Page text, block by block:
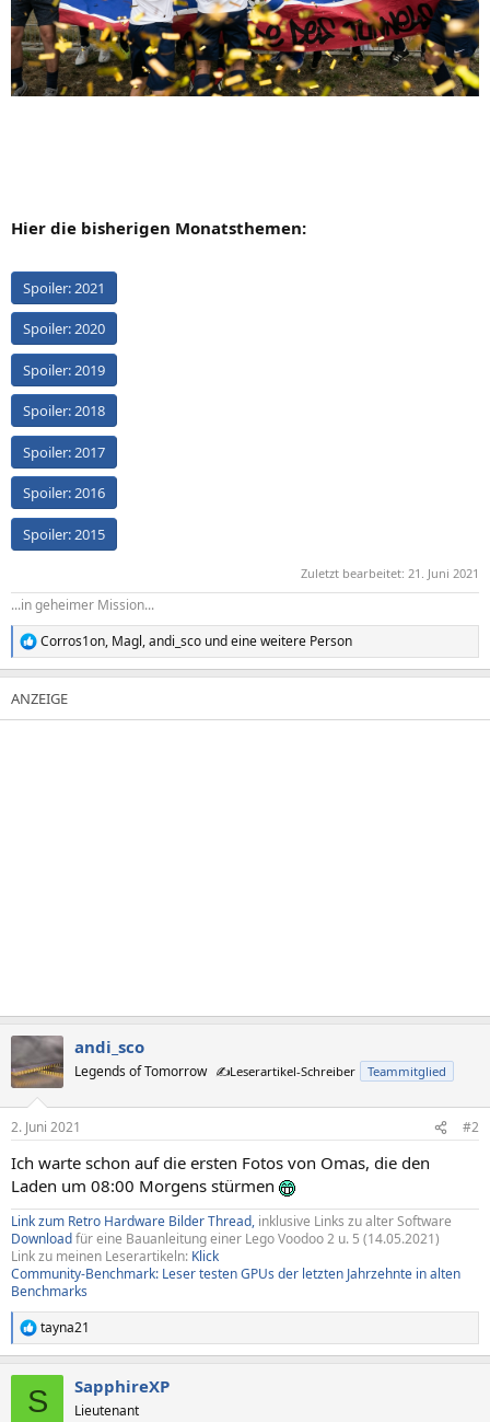
Hier die bisherigen Monatsthemen:
Spoiler:2021
Spoiler:2020
Spoiler:2019
Spoiler:2018
Spoiler:2017
Spoiler:2016
Spoiler:2015
Zuletzt bearbeitet: 21. Juni 2021
...in geheimer Mission...
R
e
a
k
t
Corros1on, Magl,andi_sco und eine weitere Person
andi_sco
Legends of Tomorrow ✍️Leserartikel-Schreiber Teammitglied
2. Juni 2021 #2
Ich warte schon auf die ersten Fotos von Omas, die den
Laden um 08:00 Morgens stürmen
Link zum Retro Hardware Bilder Thread, inklusive Links zu alter Software
Downloadfür eine Bauanleitung einer Lego Voodoo 2 u. 5 (14.05.2021)
Link zu meinen Leserartikeln: Klick
Community-Benchmark: Leser testen GPUs der letzten Jahrzehnte in alten
Benchmarks
R
e
tayna21
S SapphireXP
Lieutenant